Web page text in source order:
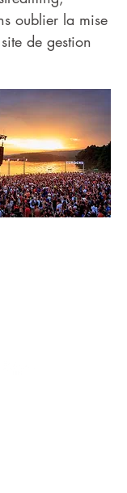
oublier la mise
de gestion